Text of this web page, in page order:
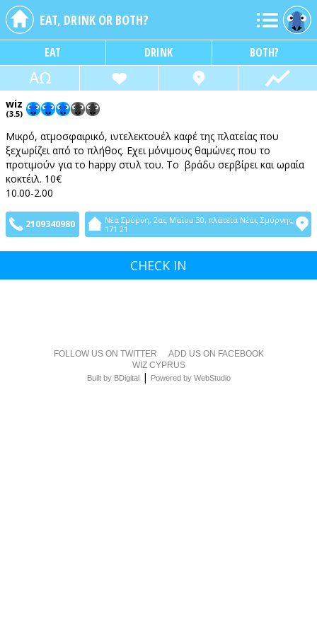
EAT, DRINK OR BOTH?
EAT DRINK BOTH?
wiz
(3.5)
Μικρό, ατμοσφαιρικό, ιντελεκτουέλ καφέ της πλατείας που
ξεχωρίζει από το πλήθος. Εχει μόνιμους θαμώνες που το
προτιμούν για το happy στυλ του. Το βράδυ σερβίρει και ωραία
κοκτέιλ. 10€
10.00-2.00
2109340980
Νέα Σμύρνη, 2ας Μαίου 30, πλατεία Νέας Σμύρνης,
171 21
CHECK IN
FOLLOW US ON TWITTER
ADD US ON FACEBOOK
WIZ CYPRUS
Built by BDigital| Powered by WebStudio